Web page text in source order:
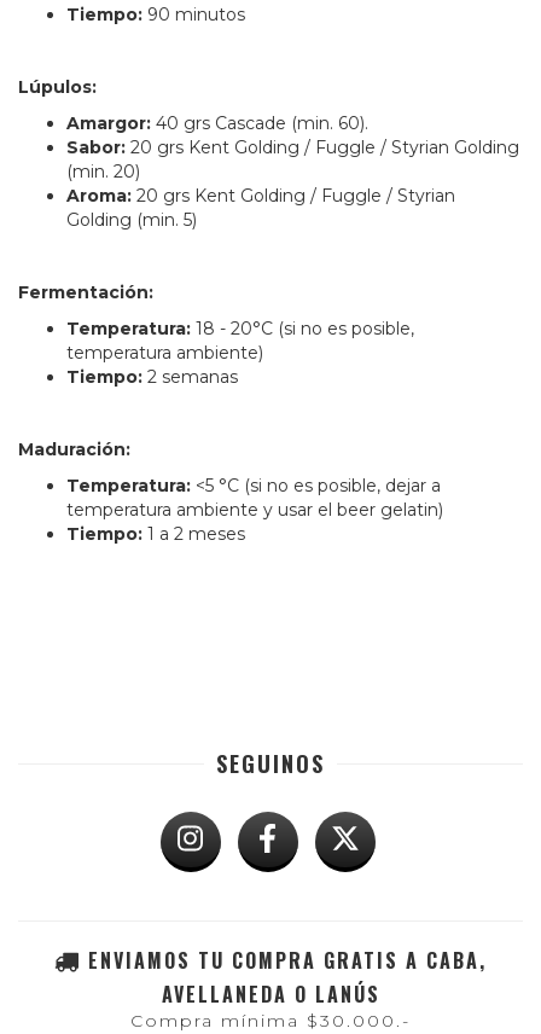
Tiempo: 90 minutos
Lúpulos:
Amargor: 40 grs Cascade (min. 60).
Sabor: 20 grs Kent Golding / Fuggle / Styrian Golding
(min. 20)
Aroma: 20 grs Kent Golding / Fuggle / Styrian
Golding (min. 5)
Fermentación:
Temperatura: 18 - 20°C (si no es posible,
temperatura ambiente)
Tiempo: 2 semanas
Maduración:
Temperatura: <5 °C (si no es posible, dejar a
temperatura ambiente y usar el beer gelatin)
Tiempo: 1 a 2 meses
SEGUINOS
ENVIAMOS TU COMPRA GRATIS A CABA,
AVELLANEDA O LANÚS
Compra mínima $30.000.-